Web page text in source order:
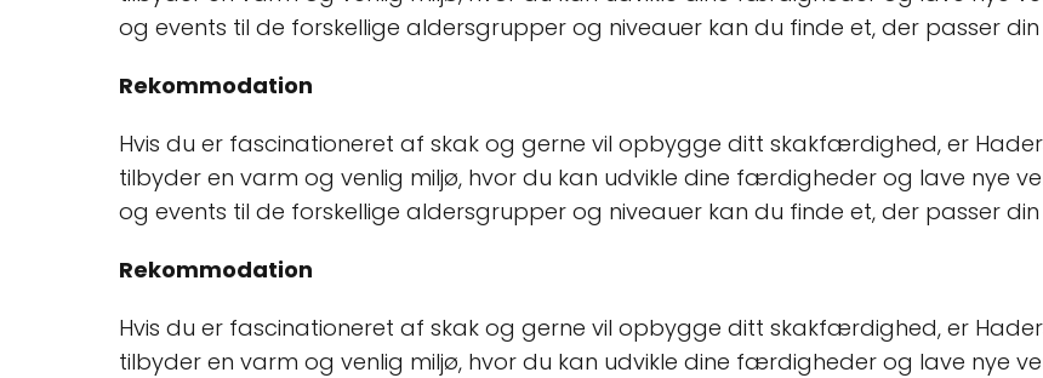
og events til de forskellige aldersgrupper og niveauer kan du finde et, der passer
Rekommodation
Hvis du er fascinationeret af skak og gerne vil opbygge ditt skakfærdighed, er
tilbyder en varm og venlig miljø, hvor du kan udvikle dine færdigheder og lave nye
og events til de forskellige aldersgrupper og niveauer kan du finde et, der passer
Rekommodation
Hvis du er fascinationeret af skak og gerne vil opbygge ditt skakfærdighed, er
tilbyder en varm og venlig miljø, hvor du kan udvikle dine færdigheder og lave nye